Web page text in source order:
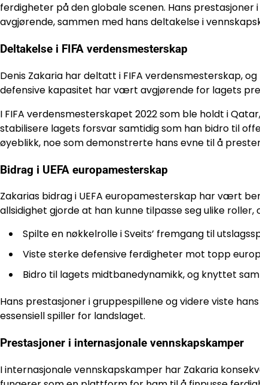
ferdigheter på den globale scenen. Hans
avgjørende, sammen med hans deltakelse i
Deltakelse i FIFA verdensmesterskap
Denis Zakaria har deltatt i FIFA verdensmesterskap,
defensive kapasitet har vært avgjørende for lagets
I FIFA verdensmesterskapet 2022 som ble holdt i
stabilisere lagets forsvar samtidig som han bidro til
øyeblikk, noe som demonstrerte hans evne til å
Bidrag i UEFA europamesterskap
Zakarias bidrag i UEFA europamesterskap har vært
allsidighet gjorde at han kunne tilpasse seg ulike
Spilte en nøkkelrolle i Sveits’ fremgang til
Viste sterke defensive ferdigheter mot topp
Bidro til lagets midtbanedynamikk, og knyttet
Hans prestasjoner i gruppespillene og videre viste
essensiell spiller for landslaget.
Prestasjoner i internasjonale vennskapskamper
I internasjonale vennskapskamper har Zakaria